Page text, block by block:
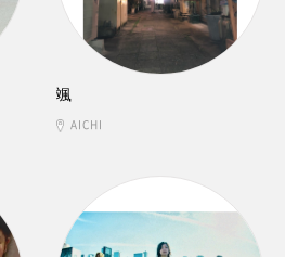
颯
AICHI